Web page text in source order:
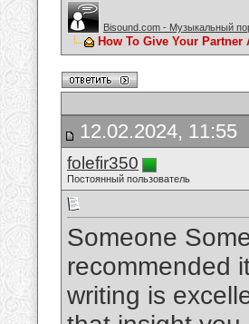
Bisound.com - Музыкальный
How To Give Your
12.02.2024, 11:55
folefir350
Постоянный пользователь
Someone
recommended
writing is